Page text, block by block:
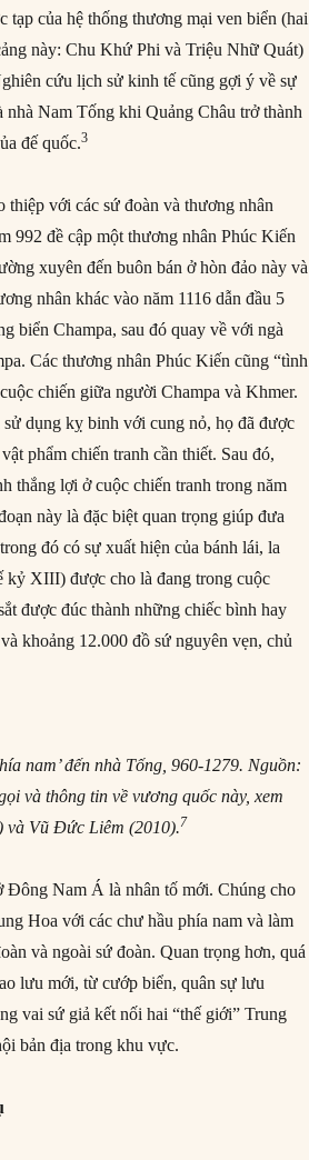
của hệ thống thương mại ven biển (hai
này: Chu Khứ Phi và Triệu Nhữ Quát)
cứu lịch sử kinh tế cũng gợi ý về sự
Nam Tống khi Quảng Châu trở thành
đế quốc.3
với các sứ đoàn và thương nhân
đề cập một thương nhân Phúc Kiến
xuyên đến buôn bán ở hòn đảo này và
nhân khác vào năm 1116 dẫn đầu 5
biển Champa, sau đó quay về với ngà
Các thương nhân Phúc Kiến cũng “tình
chiến giữa người Champa và Khmer.
dụng kỵ binh với cung nỏ, họ đã được
phẩm chiến tranh cần thiết. Sau đó,
thắng lợi ở cuộc chiến tranh trong năm
này là đặc biệt quan trọng giúp đưa
đó có sự xuất hiện của bánh lái, la
kỷ XIII) được cho là đang trong cuộc
được đúc thành những chiếc bình hay
khoảng 12.000 đồ sứ nguyên vẹn, chủ
nam’ đến nhà Tống, 960-1279. Nguồn:
và thông tin về vương quốc này, xem
và Vũ Đức Liêm (2010).7
Đông Nam Á là nhân tố mới. Chúng cho
Hoa với các chư hầu phía nam và làm
và ngoài sứ đoàn. Quan trọng hơn, quá
lưu mới, từ cướp biển, quân sự lưu
vai sứ giả kết nối hai “thế giới” Trung
bản địa trong khu vực.